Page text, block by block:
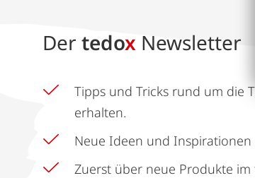
Der tedox Newsletter
Tipps und Tricks rund um die
erhalten.
Neue Ideen und
Zuerst über neue Produkte